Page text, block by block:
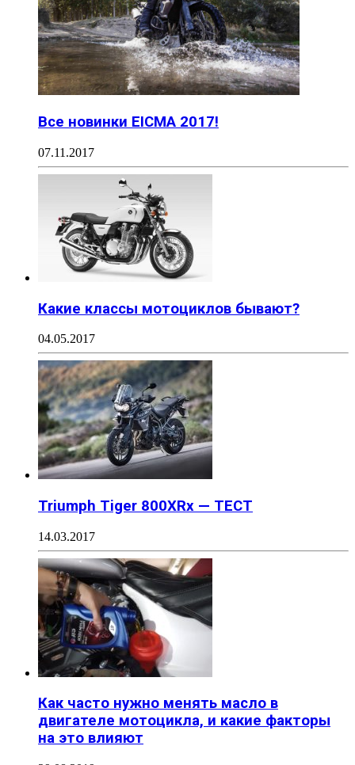
Все новинки EICMA 2017!
07.11.2017
Какие классы мотоциклов бывают?
04.05.2017
Triumph Tiger 800XRx — ТЕСТ
14.03.2017
Как часто нужно менять масло в
двигателе мотоцикла, и какие факторы
на это влияют